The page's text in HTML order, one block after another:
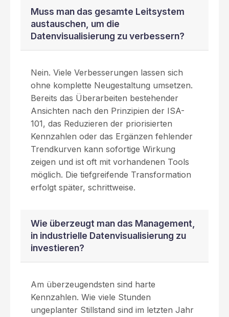
Muss man das gesamte Leitsystem
austauschen, um die
Datenvisualisierung zu verbessern?
Nein. Viele Verbesserungen lassen sich
ohne komplette Neugestaltung umsetzen.
Bereits das Überarbeiten bestehender
Ansichten nach den Prinzipien der ISA-
101, das Reduzieren der priorisierten
Kennzahlen oder das Ergänzen fehlender
Trendkurven kann sofortige Wirkung
zeigen und ist oft mit vorhandenen Tools
möglich. Die tiefgreifende Transformation
erfolgt später, schrittweise.
Wie überzeugt man das Management,
in industrielle Datenvisualisierung zu
investieren?
Am überzeugendsten sind harte
Kennzahlen. Wie viele Stunden
ungeplanter Stillstand sind im letzten Jahr